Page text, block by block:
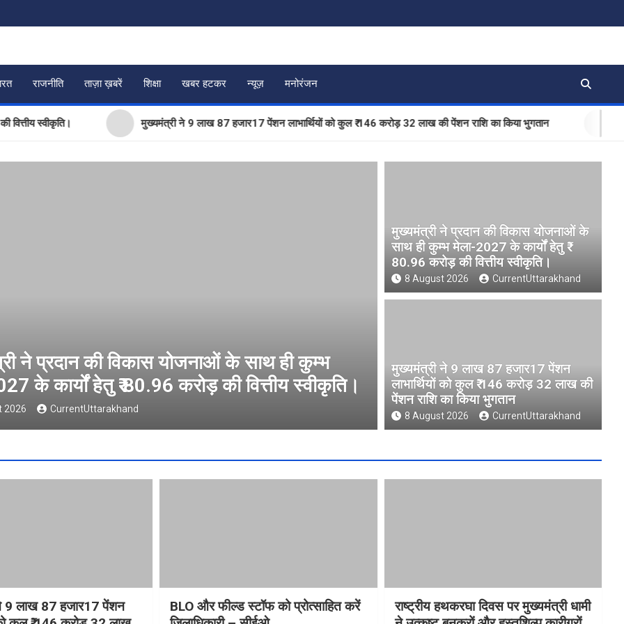
राजनीति ताज़ा ख़बरें शिक्षा खबर हटकर न्यूज़ मनोरंजन
मुख्यमंत्री ने 9 लाख 87 हजार17 पेंशन लाभार्थियों को कुल ₹ 146 करोड़ 32 लाख की पेंशन राशि का किया भुगतान
ने प्रदान की विकास योजनाओं के साथ ही कुम्भ
के कार्यों हेतु ₹ 80.96 करोड़ की वित्तीय स्वीकृति।
2026 CurrentUttarakhand
मुख्यमंत्री ने 9 लाख 87 हजार17
146 करोड़ 32 लाख की पेंशन
मुख्यमंत्री ने प्रदान की विकास योजनाओं के
साथ ही कुम्भ मेला-2027 के कार्यों हेतु ₹
80.96 करोड़ की वित्तीय स्वीकृति।
8 August 2026 CurrentUttarakhand
मुख्यमंत्री ने 9 लाख 87 हजार17 पेंशन
लाभार्थियों को कुल ₹ 146 करोड़ 32 लाख की
पेंशन राशि का किया भुगतान
8 August 2026 CurrentUttarakhand
9 लाख 87 हजार17 पेंशन
BLO और फील्ड स्टॉफ को प्रोत्साहित करें
राष्ट्रीय हथकरघा दिवस पर मुख्यमंत्री धामी